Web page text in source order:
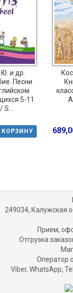
и др.
Песни
5-11
КОРЗИНУ
249034, Калужская
Прием,
Отгрузка
Оператор
Viber, WhatsApp,